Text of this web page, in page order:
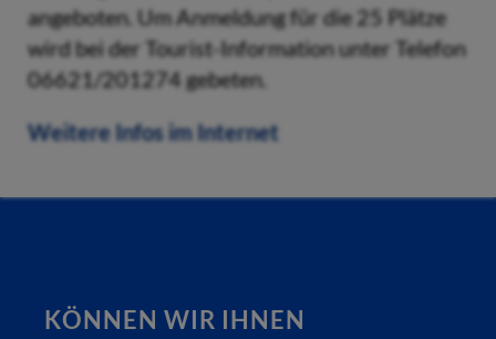
angeboten. Um Anmeldung für die 25 Plätze
wird bei der Tourist-Information unter Telefon
06621/201274 gebeten.
Weitere Infos im Internet
KÖNNEN WIR IHNEN